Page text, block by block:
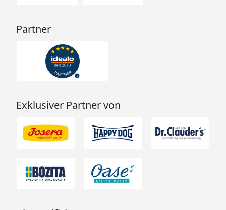
Partner
Exklusiver Partner von